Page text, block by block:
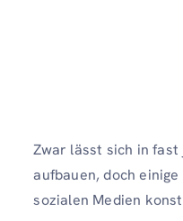
Zwar lässt sich in
aufbauen, doch
sozialen Medien